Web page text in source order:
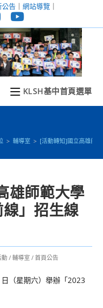
公告｜ 網站導覽｜
KLSH基中首頁選單
> 輔導室 > [活動轉知]國立高雄師
雄師範大學
線」招生線
動 / 輔導室 / 首頁公告
（星期六）舉辦「2023